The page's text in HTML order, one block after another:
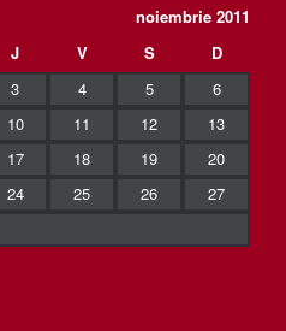
noiembrie 2011
J V S
D
3 4 5
6
10 11 12
13
17 18 19
20
24 25 26
27